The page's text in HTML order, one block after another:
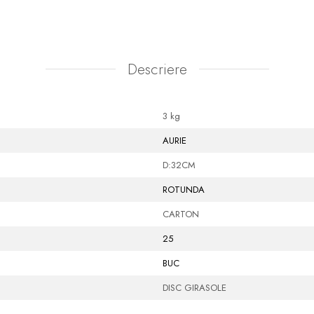
Descriere
3 kg
AURIE
D:32CM
ROTUNDA
CARTON
25
BUC
DISC GIRASOLE